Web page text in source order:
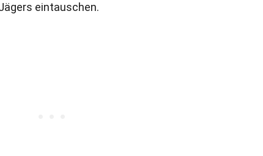
eintauschen.